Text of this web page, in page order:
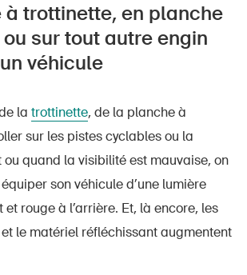
à trottinette, en planche
sur tout autre engin
véhicule
la trottinette, de la planche à
sur les pistes cyclables ou la
ou quand la visibilité est mauvaise, on
son véhicule d’une lumière
et rouge à l’arrière. Et, là encore, les
le matériel réfléchissant augmentent